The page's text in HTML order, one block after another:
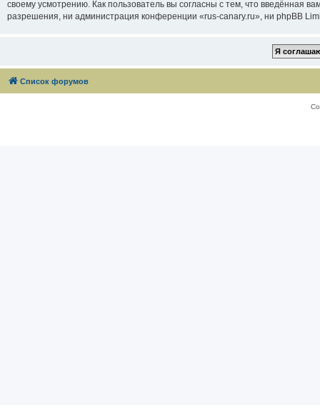
своему усмотрению. Как пользователь вы согласны с тем, что введённая
разрешения, ни администрация конференции «rus-canary.ru», ни phpBB
Список форумов